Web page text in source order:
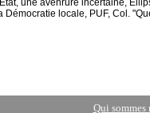
une avenrure incertaine,
Démocratie locale, PUF, Col.
Qui sommes